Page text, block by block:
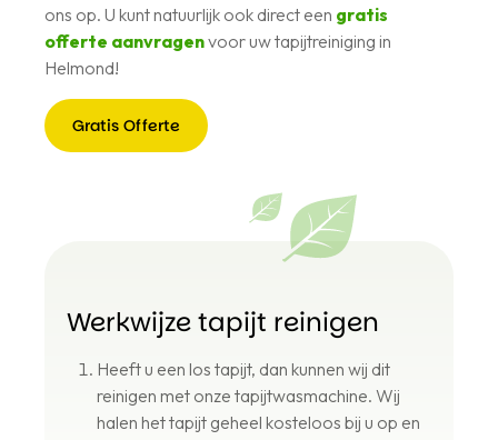
ons op. U kunt natuurlijk ook direct een gratis
offerte aanvragenvoor uw tapijtreiniging in
Helmond!
Gratis Offerte
Werkwijze tapijt reinigen
Heeft u een los tapijt, dan kunnen wij dit
reinigen met onze tapijtwasmachine. Wij
halen het tapijt geheel kosteloos bij u op en